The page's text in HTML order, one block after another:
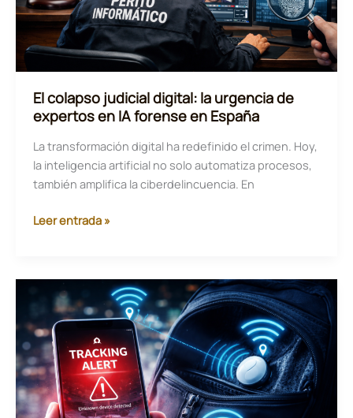
El colapso judicial digital: la urgencia de
expertos en IA forense en España
La transformación digital ha redefinido el crimen. Hoy,
la inteligencia artificial no solo automatiza procesos,
también amplifica la ciberdelincuencia. En
El
digital:
urgencia
de
expertos
en
IA
forense
Leer entrada »